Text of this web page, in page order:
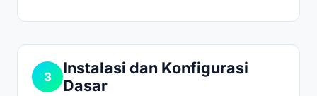
3
Instalasi dan Konfigurasi
Dasar